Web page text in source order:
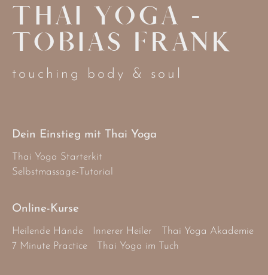
THAI YOGA -
TOBIAS FRANK
touching body & soul
Dein Einstieg mit Thai Yoga
Thai Yoga Starterkit
Selbstmassage-Tutorial
Online-Kurse
Heilende Hände Innerer Heiler
Thai Yoga Akademie
7 Minute Practice
Thai Yoga im Tuch